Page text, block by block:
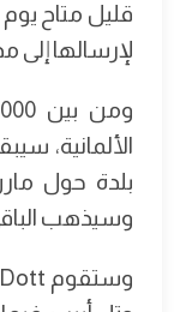
قليل متاح
لإرسالها إلى
بلدة حول
وسيذهب